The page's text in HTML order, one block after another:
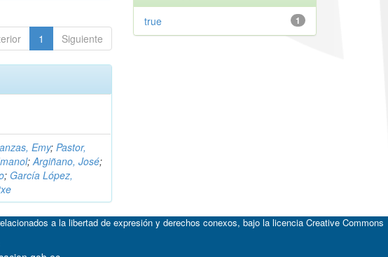
1 Siguiente
Emy;Pastor,
;Argiñano, José;
; García López,
1
true
a la libertad de expresión y derechos conexos, bajo la licencia Creative Commons